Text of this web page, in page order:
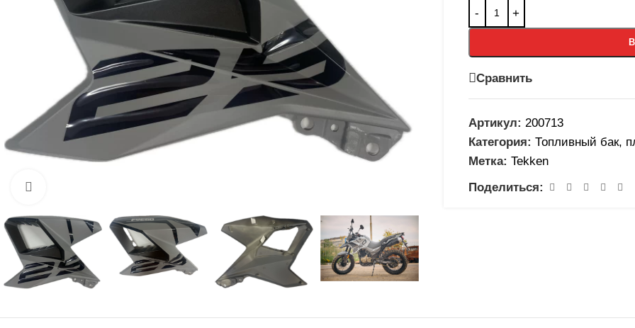
Сравнить
Артикул: 200713
Категория: Топливный бак,
Метка: Tekken
Поделиться: